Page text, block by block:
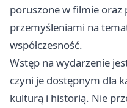
poruszone w filmie oraz
przemyśleniami na
współczesność.
Wstęp na wydarzenie
czyni je dostępnym dla
kulturą i historią. Nie